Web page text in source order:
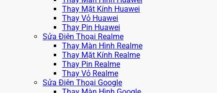
Thay Mặt Kính Huawei
Thay Vỏ Huawei
Thay Pin Huawei
Sửa Điện Thoại Realme
Thay Màn Hình Realme
Thay Mặt Kính Realme
Thay Pin Realme
Thay Vỏ Realme
Sửa Điện Thoại Google